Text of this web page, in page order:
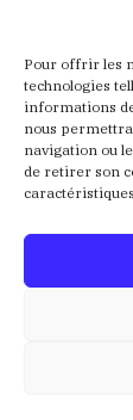
Pour offrir les
technologies
informations
nous
navigation ou
de retirer son
Places
Achetez